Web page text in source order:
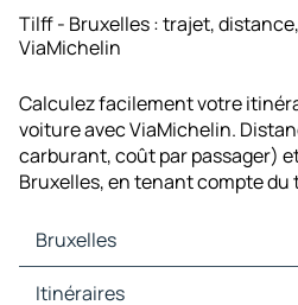
Tilff - Bruxelles : trajet,
ViaMichelin
Calculez facilement votre
voiture avec ViaMichelin.
carburant, coût par passager)
Bruxelles, en tenant compte
Bruxelles
Bruxelles Cartes et plans
Itinéraires